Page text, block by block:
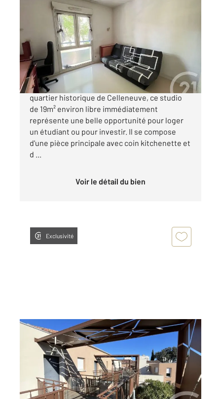
MONTPELLIER 34
18,74 m2, 1 pièce
Ref : 54873
Appartement Studio à vendre
49 500 €
Confiance - Montpellier Ouest Situé dans le
quartier historique de Celleneuve, ce studio
de 19m² environ libre immédiatement
représente une belle opportunité pour loger
un étudiant ou pour investir. Il se compose
d'une pièce principale avec coin kitchenette et
d ...
Voir le détail du bien
Exclusivité
MONTPELLIER 34
25,38 m2, 1 pièce
Ref : 54822
Appartement F1 à vendre
119 500 €